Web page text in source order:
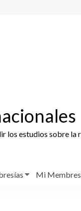
los estudios sobre la
Mi